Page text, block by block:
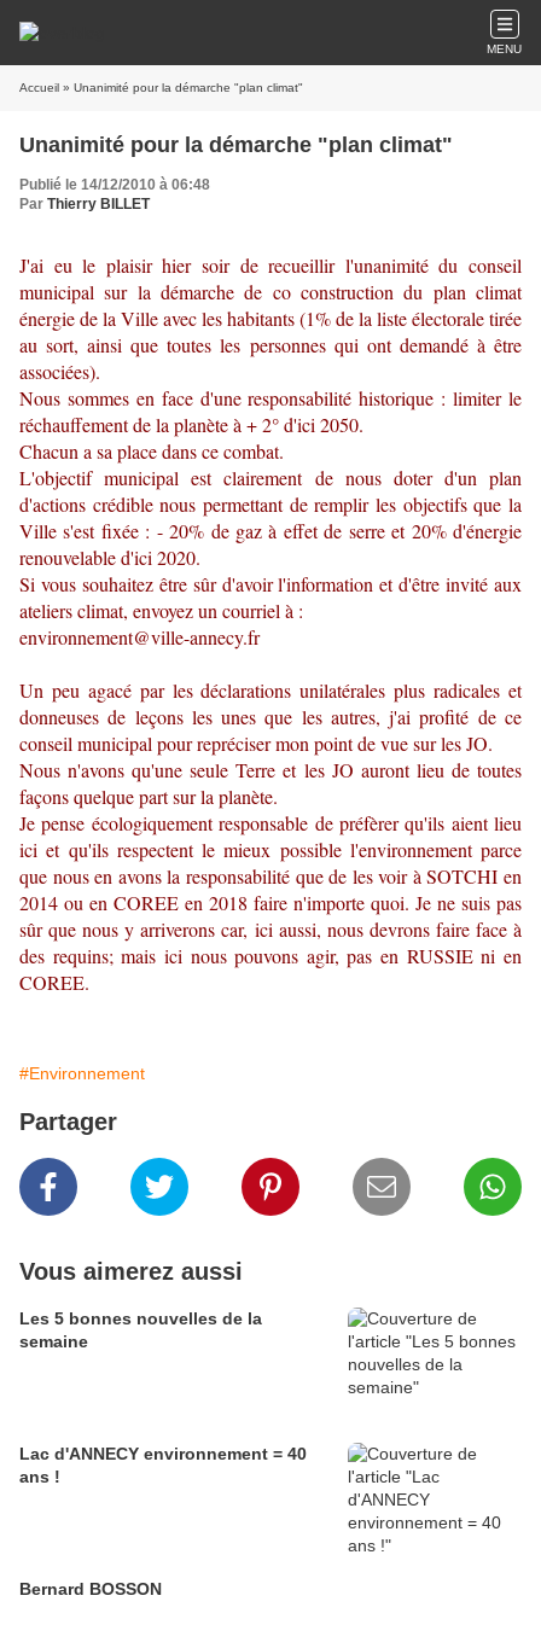
MENU
Accueil » Unanimité pour la démarche "plan climat"
Unanimité pour la démarche "plan climat"
Publié le 14/12/2010 à 06:48
Par Thierry BILLET
J'ai eu le plaisir hier soir de recueillir l'unanimité du conseil
municipal sur la démarche de co construction du plan climat
énergie de la Ville avec les habitants (1% de la liste électorale tirée
au sort, ainsi que toutes les personnes qui ont demandé à être
associées).
Nous sommes en face d'une responsabilité historique : limiter le
réchauffement de la planète à + 2° d'ici 2050.
Chacun a sa place dans ce combat.
L'objectif municipal est clairement de nous doter d'un plan
d'actions crédible nous permettant de remplir les objectifs que la
Ville s'est fixée : - 20% de gaz à effet de serre et 20% d'énergie
renouvelable d'ici 2020.
Si vous souhaitez être sûr d'avoir l'information et d'être invité aux
ateliers climat, envoyez un courriel à :
environnement@ville-annecy.fr
Un peu agacé par les déclarations unilatérales plus radicales et
donneuses de leçons les unes que les autres, j'ai profité de ce
conseil municipal pour repréciser mon point de vue sur les JO.
Nous n'avons qu'une seule Terre et les JO auront lieu de toutes
façons quelque part sur la planète.
Je pense écologiquement responsable de préfèrer qu'ils aient lieu
ici et qu'ils respectent le mieux possible l'environnement parce
que nous en avons la responsabilité que de les voir à SOTCHI en
2014 ou en COREE en 2018 faire n'importe quoi. Je ne suis pas
sûr que nous y arriverons car, ici aussi, nous devrons faire face à
des requins; mais ici nous pouvons agir, pas en RUSSIE ni en
COREE.
#Environnement
Partager
Vous aimerez aussi
Les 5 bonnes nouvelles de la
semaine
Lac d'ANNECY environnement = 40
ans !
Bernard BOSSON